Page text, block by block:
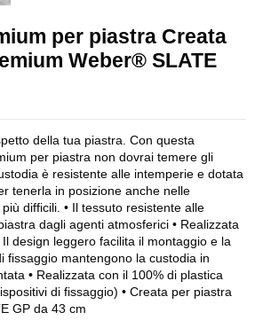
per piastra Creata
Weber® SLATE
della tua piastra. Con questa
per piastra non dovrai temere gli
è resistente alle intemperie e dotata
tenerla in posizione anche nelle
difficili. • Il tessuto resistente alle
dagli agenti atmosferici • Realizzata
design leggero facilita il montaggio e la
fissaggio mantengono la custodia in
• Realizzata con il 100% di plastica
di fissaggio) • Creata per piastra
GP da 43 cm